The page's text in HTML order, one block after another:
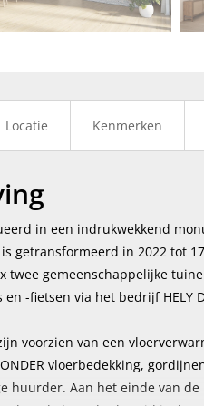
Locatie Kenmerken
in een indrukwekkend
getransformeerd in 2022 tot
twee gemeenschappelijke
en -fietsen via het bedrijf HELY
voorzien van een
vloerbedekking,
huurder. Aan het einde van